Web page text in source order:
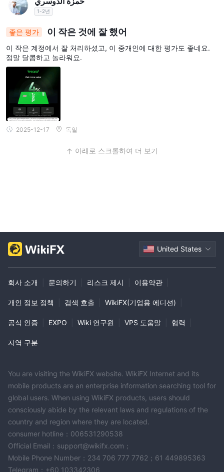
1-2년
좋은 평가 이 작은 것에 잘 했어
이 작은 계정에서 잘 처리하셨고, 이 중개인에 대한 평가도 좋네요.
정말 달콤하고 놀라워요.
2025-12-17 독일
아래로 스크롤하여 더 보기
United States
회사 소개 문의하기 리스크 제시 이용약관
개인 정보 정책 검색 호출 WikiFX(기업용 에디션)
공식 인증 EXPO Wiki 연구원 VPS 도움말 협력
지역 구분
You are visiting the WikiFX website. WikiFX Internet and its
mobile products are an enterprise information searching tool for
global users. When using WikiFX products, users should
consciously abide by the relevant laws and regulations of the
country and region where they are located.
consumer hotline：006531290538
Official Email：support@wikifx.com；
Mobile Phone Number：234 706 777 7762；61 449895363
Telegram：+60 103342306